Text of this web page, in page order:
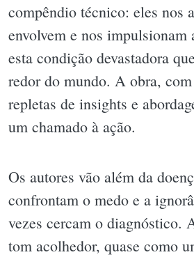
compêndio técnico: eles nos
envolvem e nos impulsionam
esta condição devastadora
redor do mundo. A obra,
repletas de insights e
um chamado à ação.
Os autores vão além da
confrontam o medo e a
vezes cercam o diagnóstico.
tom acolhedor, quase como